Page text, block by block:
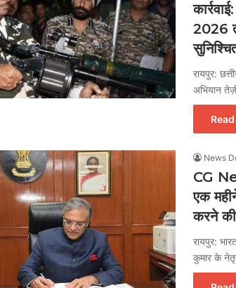
2026
रायपुर:
अभियान
News
CG
एक
करने
रायपुर:
कुमार के